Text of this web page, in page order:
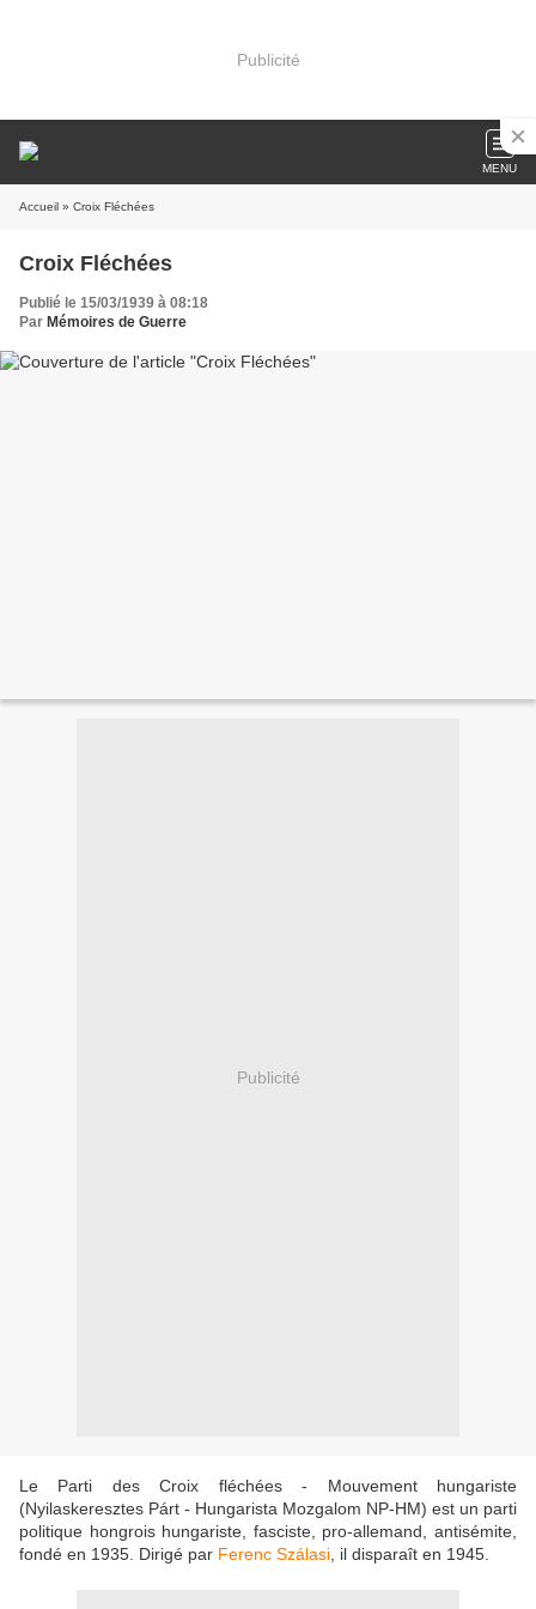
Publicité
MENU
Accueil » Croix Fléchées
Croix Fléchées
Publié le 15/03/1939 à 08:18
Par Mémoires de Guerre
Publicité
Le Parti des Croix fléchées - Mouvement hungariste
(Nyilaskeresztes Párt - Hungarista Mozgalom NP-HM) est un parti
politique hongrois hungariste, fasciste, pro-allemand, antisémite,
fondé en 1935. Dirigé par Ferenc Szálasi , il disparaît en 1945.